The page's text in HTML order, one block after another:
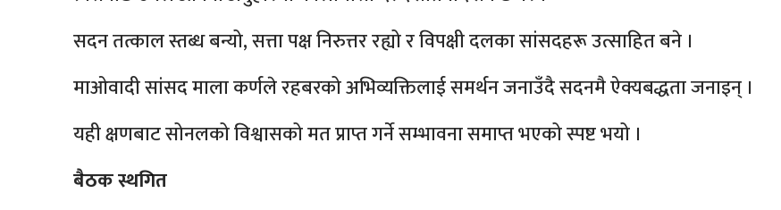
सदन तत्काल स्तब्ध बन्यो, सत्ता पक्ष निरुत्तर रह्यो र विपक्षी दलका सांसदहरू उत्साहित बने ।
माओवादी सांसद माला कर्णले रहबरको अभिव्यक्तिलाई समर्थन जनाउँदै सदनमै ऐक्यबद्धता जनाइन् ।
यही क्षणबाट सोनलको विश्वासको मत प्राप्त गर्ने सम्भावना समाप्त भएको स्पष्ट भयो ।
बैठक स्थगित